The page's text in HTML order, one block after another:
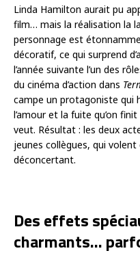
Linda Hamilton aurait pu
film… mais la réalisation la
personnage est
décoratif, ce qui surprend
l’année suivante l’un des
du cinéma d’action dans
campe un protagoniste qui
l’amour et la fuite qu’on
veut. Résultat : les deux
jeunes collègues, qui
déconcertant.
Des effets
charmants…